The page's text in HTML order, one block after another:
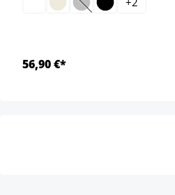
(Cette option n'est
56,90 €*